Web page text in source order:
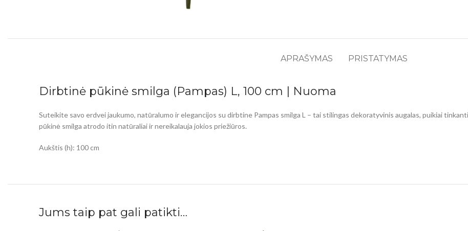
APRAŠYMAS PRISTATYMAS
Dirbtinė pūkinė smilga (Pampas) L, 100 cm | Nuoma
Suteikite savo erdvei jaukumo, natūralumo ir elegancijos su dirbtine Pampas smilga L – tai stilingas dekoratyvinis augalas, puikiai
pūkinė smilga atrodo itin natūraliai ir nereikalauja jokios priežiūros.
Aukštis (h): 100 cm
Jums taip pat gali patikti…